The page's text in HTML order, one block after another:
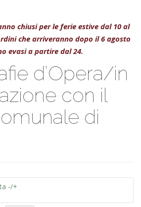
chiusi per le ferie estive dal 10 al
che arriveranno dopo il 6 agosto
evasi a partire dal 24.
d’Opera/in
con il
di
-/+